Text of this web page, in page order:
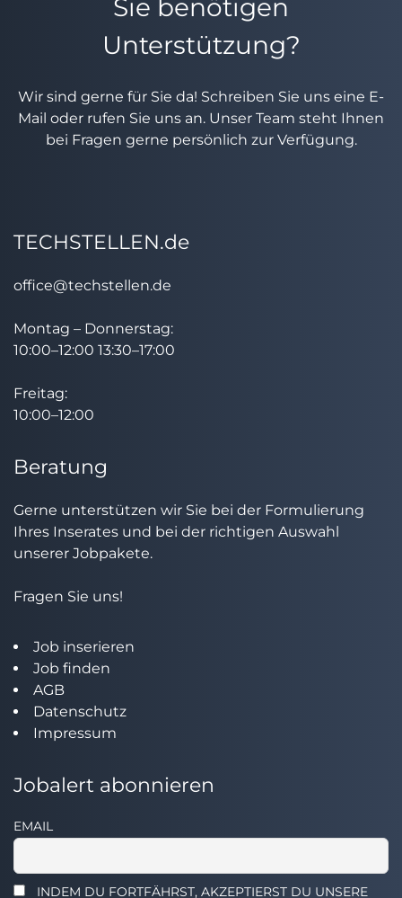
Sie benötigen
Unterstützung?
Wir sind gerne für Sie da! Schreiben Sie uns eine E-
Mail oder rufen Sie uns an. Unser Team steht Ihnen
bei Fragen gerne persönlich zur Verfügung.
TECHSTELLEN.de
office@techstellen.de
Montag – Donnerstag:
10:00–12:00 13:30–17:00
Freitag:
10:00–12:00
Beratung
Gerne unterstützen wir Sie bei der Formulierung
Ihres Inserates und bei der richtigen Auswahl
unserer Jobpakete.
Fragen Sie uns!
Job inserieren
Job finden
AGB
Datenschutz
Impressum
Jobalert abonnieren
EMAIL
INDEM DU FORTFÄHRST, AKZEPTIERST DU UNSERE